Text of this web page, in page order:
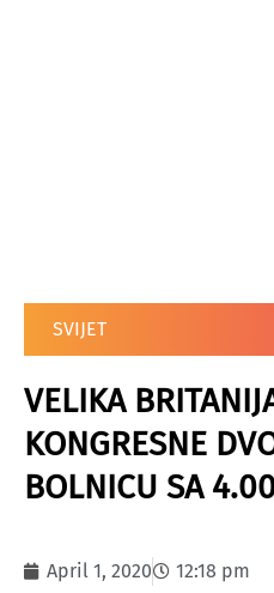
SVIJET
VELIKA
KONGRESNE
BOLNICU SA
April 1, 2020 12:18 pm